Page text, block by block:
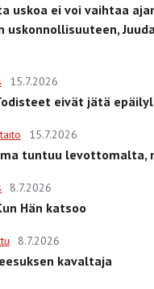
uskoa ei voi vaihtaa
uskonnollisuuteen,
15.7.2026
eivät jätä
15.7.2026
tuntuu levottomalta,
8.7.2026
Hän katsoo
8.7.2026
kavaltaja